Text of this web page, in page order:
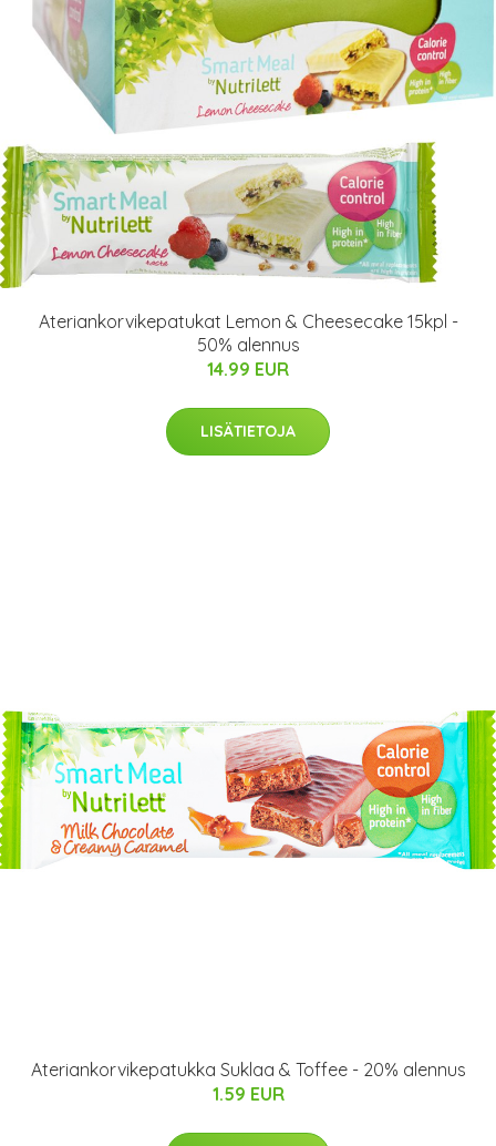
Ateriankorvikepatukat Lemon & Cheesecake 15kpl -
50% alennus
14.99 EUR
LISÄTIETOJA
Ateriankorvikepatukka Suklaa & Toffee - 20% alennus
1.59 EUR